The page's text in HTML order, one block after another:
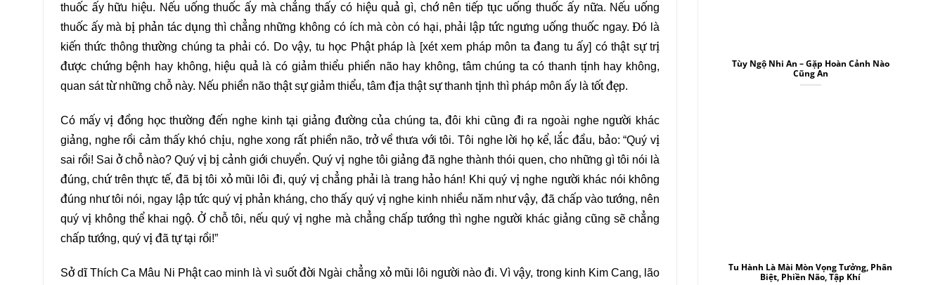
088 089 090
091 092 093
094 095 096
097 098 099
100 101 102
103 104 105
109 110 111
thuốc ấy hữu hiệu. Nếu uống thuốc ấy mà chẳng thấy có hiệu quả gì, chớ nên tiếp tục uống thuốc ấy nữa. Nếu uống
thuốc ấy mà bị phản tác dụng thì chẳng những không có ích mà còn có hại, phải lập tức ngưng uống thuốc ngay. Đó là
kiến thức thông thường chúng ta phải có. Do vậy, tu học Phật pháp là [xét xem pháp môn ta đang tu ấy] có thật sự trị
được chứng bệnh hay không, hiệu quả là có giảm thiểu phiền não hay không, tâm chúng ta có thanh tịnh hay không,
quan sát từ những chỗ này. Nếu phiền não thật sự giảm thiểu, tâm địa thật sự thanh tịnh thì pháp môn ấy là tốt đẹp.
Có mấy vị đồng học thường đến nghe kinh tại giảng đường của chúng ta, đôi khi cũng đi ra ngoài nghe người khác
giảng, nghe rồi cảm thấy khó chịu, nghe xong rất phiền não, trở về thưa với tôi. Tôi nghe lời họ kể, lắc đầu, bảo: “Quý vị
sai rồi! Sai ở chỗ nào? Quý vị bị cảnh giới chuyển. Quý vị nghe tôi giảng đã nghe thành thói quen, cho những gì tôi nói là
đúng, chứ trên thực tế, đã bị tôi xỏ mũi lôi đi, quý vị chẳng phải là trang hảo hán! Khi quý vị nghe người khác nói không
đúng như tôi nói, ngay lập tức quý vị phản kháng, cho thấy quý vị nghe kinh nhiều năm như vậy, đã chấp vào tướng, nên
quý vị không thể khai ngộ. Ở chỗ tôi, nếu quý vị nghe mà chẳng chấp tướng thì nghe người khác giảng cũng sẽ chẳng
chấp tướng, quý vị đã tự tại rồi!”
Sở dĩ Thích Ca Mâu Ni Phật cao minh là vì suốt đời Ngài chẳng xỏ mũi lôi người nào đi. Vì vậy, trong kinh Kim Cang, lão
Tùy Ngộ Nhi An – Gặp Hoàn Cảnh Nào
Cũng An
Tu Hành Là Mài Mòn Vọng Tưởng, Phân
Biệt, Phiền Não, Tập Khí